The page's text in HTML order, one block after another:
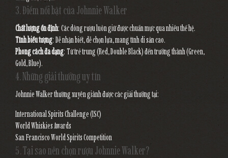
3. Điểm nổi bật của Johnnie Walker
Chất lượng ổn định: Các dòng rượu luôn giữ được chuẩn mực qua nhiều thế hệ.
Tính biểu tượng: Dễ nhận biết, dễ chọn lựa, mang tính di sản cao.
Phong cách đa dạng: Từ trẻ trung (Red, Double Black) đến trưởng thành (Green,
Gold, Blue).
4. Những giải thưởng uy tín
Johnnie Walker thường xuyên giành được các giải thưởng tại:
International Spirits Challenge (ISC)
World Whiskies Awards
San Francisco World Spirits Competition
5. Tại sao nên chọn rượu Johnnie Walker?